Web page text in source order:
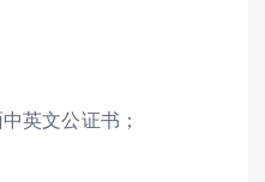
英文公证书；